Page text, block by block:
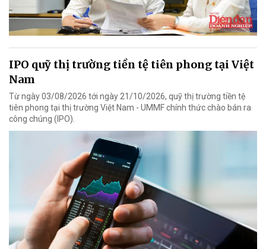
IPO quỹ thị trường tiền tệ tiên phong tại Việt
Nam
Từ ngày 03/08/2026 tới ngày 21/10/2026, quỹ thị trường tiền tệ
tiên phong tại thị trường Việt Nam - UMMF chính thức chào bán ra
công chúng (IPO).